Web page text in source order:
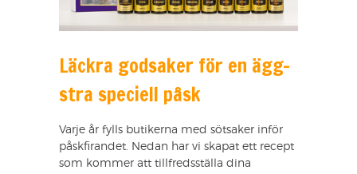
Läckra godsaker för en ägg-
stra speciell påsk
Varje år fylls butikerna med sötsaker inför
påskfirandet. Nedan har vi skapat ett recept
som kommer att tillfredsställa dina